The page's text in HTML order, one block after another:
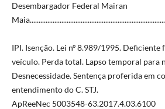
Desembargador Federal Mairan
IPI. Isenção. Lei nº 8.989/1995. Deficiente
veículo. Perda total. Lapso temporal para
Desnecessidade. Sentença proferida em
entendimento do C. STJ.
ApReeNec 5003548-63.2017.4.03.6100